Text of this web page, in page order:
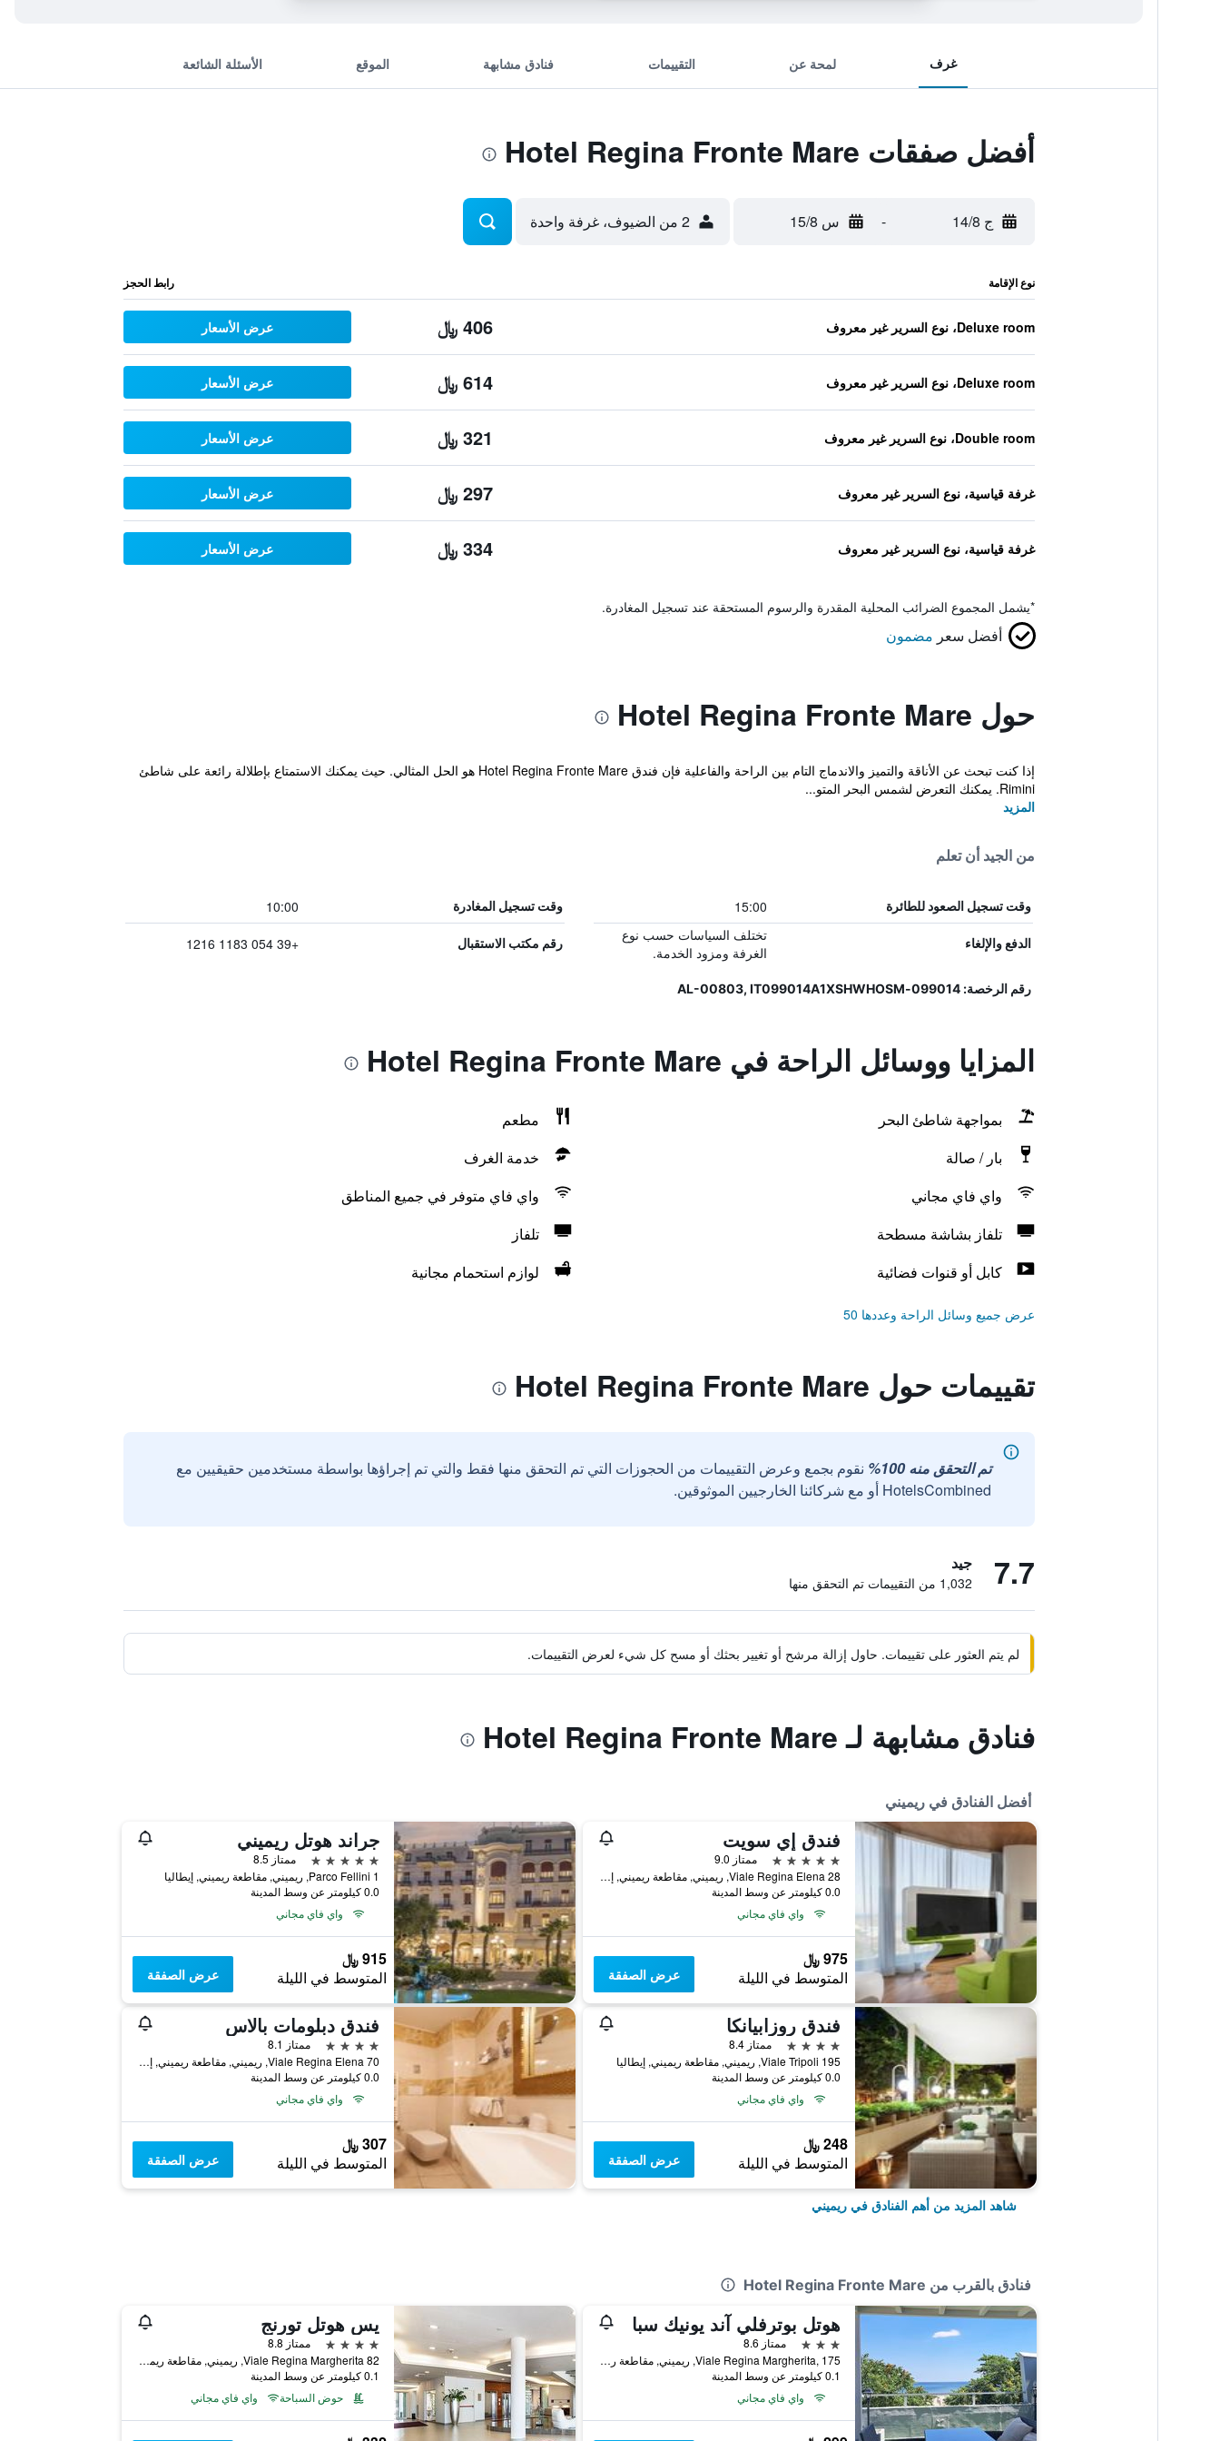
غرف لمحة عن التقييمات فنادق مشابهة الموقع الأسئلة الشائعة
أفضل صفقات Hotel Regina Fronte Mare
ج 14/8 - س 15/8 2 من الضيوف، غرفة واحدة
نوع الإقامة رابط الحجز
Deluxe room، نوع السرير غير معروف 406 ﷼ عرض الأسعار
Deluxe room، نوع السرير غير معروف 614 ﷼ عرض الأسعار
Double room، نوع السرير غير معروف 321 ﷼ عرض الأسعار
غرفة قياسية، نوع السرير غير معروف 297 ﷼ عرض الأسعار
غرفة قياسية، نوع السرير غير معروف 334 ﷼ عرض الأسعار
*يشمل المجموع الضرائب المحلية المقدرة والرسوم المستحقة عند تسجيل المغادرة.
أفضل سعر مضمون
حول Hotel Regina Fronte Mare
إذا كنت تبحث عن الأناقة والتميز والاندماج التام بين الراحة والفاعلية فإن فندق Hotel Regina Fronte Mare هو الحل المثالي. حيث يمكنك الاستمتاع بإطلالة رائعة على شاطئ
Rimini. يمكنك التعرض لشمس البحر المتو...
المزيد
من الجيد أن تعلم
وقت تسجيل الصعود للطائرة 15:00 وقت تسجيل المغادرة 10:00
الدفع والإلغاء
تختلف السياسات حسب نوع
الغرفة ومزود الخدمة.
رقم مكتب الاستقبال +39 054 1183 1216
رقم الرخصة: 099014-AL-00803, IT099014A1XSHWHOSM
المزايا ووسائل الراحة في Hotel Regina Fronte Mare
بمواجهة شاطئ البحر
مطعم
بار / صالة
خدمة الغرف
واي فاي مجاني
واي فاي متوفر في جميع المناطق
تلفاز بشاشة مسطحة
تلفاز
كابل أو قنوات فضائية
لوازم استحمام مجانية
عرض جميع وسائل الراحة وعددها 50
تقييمات حول Hotel Regina Fronte Mare
تم التحقق منه 100%
نقوم بجمع وعرض التقييمات من الحجوزات التي تم التحقق منها فقط والتي تم إجراؤها بواسطة مستخدمين حقيقيين مع
HotelsCombined أو مع شركائنا الخارجيين الموثوقين.
7.7 جيد
1,032 من التقييمات تم التحقق منها
لم يتم العثور على تقييمات. حاول إزالة مرشح أو تغيير بحثك أو مسح كل شيء لعرض التقييمات.
فنادق مشابهة لـ Hotel Regina Fronte Mare
أفضل الفنادق في ريميني
فندق إي سويت
5 نجوم
ممتاز 9.0
Viale Regina Elena 28, ريميني, مقاطعة ريميني, إيطاليا
0.0 كيلومتر عن وسط المدينة
واي فاي مجاني
975 ﷼
المتوسط في الليلة عرض الصفقة
جراند هوتل ريميني
5 نجوم
ممتاز 8.5
Parco Fellini 1, ريميني, مقاطعة ريميني, إيطاليا
0.0 كيلومتر عن وسط المدينة
واي فاي مجاني
915 ﷼
المتوسط في الليلة عرض الصفقة
فندق روزابيانكا
4 نجوم
ممتاز 8.4
Viale Tripoli 195, ريميني, مقاطعة ريميني, إيطاليا
0.0 كيلومتر عن وسط المدينة
واي فاي مجاني
248 ﷼
المتوسط في الليلة عرض الصفقة
فندق دبلومات بالاس
4 نجوم
ممتاز 8.1
Viale Regina Elena 70, ريميني, مقاطعة ريميني, إيطاليا
0.0 كيلومتر عن وسط المدينة
واي فاي مجاني
307 ﷼
المتوسط في الليلة عرض الصفقة
شاهد المزيد من أهم الفنادق في ريميني
فنادق بالقرب من Hotel Regina Fronte Mare
هوتل بوترفلي آند يونيك سبا
3 نجوم
ممتاز 8.6
Viale Regina Margherita, 175, ريميني, مقاطعة ريميني, إيطاليا
0.1 كيلومتر عن وسط المدينة
واي فاي مجاني
يس هوتل تورنج
4 نجوم
ممتاز 8.8
Viale Regina Margherita 82, ريميني, مقاطعة ريميني, إيطاليا
0.1 كيلومتر عن وسط المدينة
حوض السباحة
واي فاي مجاني